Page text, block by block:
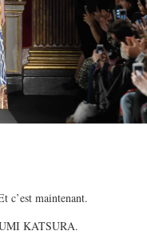
c’est maintenant.
KATSURA.